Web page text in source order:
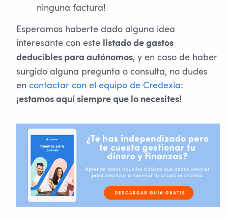
ninguna factura!
Esperamos haberte dado alguna idea
interesante con este listado de gastos
deducibles para autónomos, y en caso de haber
surgido alguna pregunta o consulta, no dudes
en contactar con el equipo de Credexia:
¡estamos aquí siempre que lo necesites!